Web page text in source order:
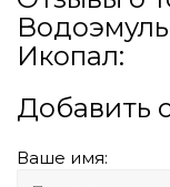
Икопал:
Добавить
Ваше имя: